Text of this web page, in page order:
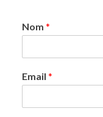
Nom *
Email *